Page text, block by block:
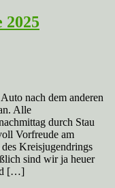
2025
nach dem anderen
Alle
durch Stau
Vorfreude am
Kreisjugendrings
sind wir ja heuer
[…]